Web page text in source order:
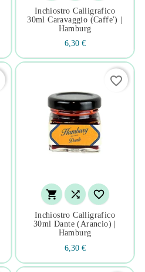
Inchiostro Calligrafico
30ml Caravaggio (caffe') |
Hamburg
6,30 €
  
Inchiostro Calligrafico
30ml Dante (arancio) |
Hamburg
6,30 €
favorite_border